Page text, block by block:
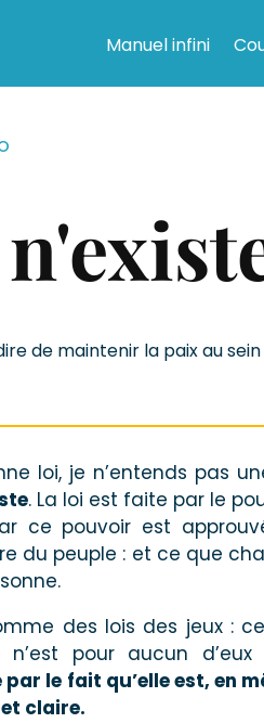
Manuel infini
de maintenir la paix au sein
loi, je n’entends pas
. La loi est faite par le
ce pouvoir est
du peuple : et ce que
des lois des jeux :
pour aucun d’eux
le fait qu’elle est, en
claire.